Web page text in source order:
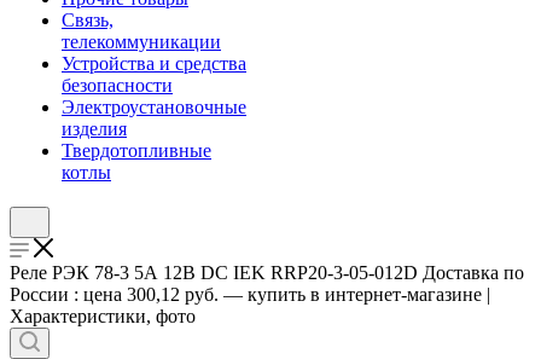
Связь,
телекоммуникации
Устройства и средства
безопасности
Электроустановочные
изделия
Твердотопливные
котлы
Реле РЭК 78-3 5А 12В DC IEK RRP20-3-05-012D Доставка по
России : цена 300,12 руб. — купить в интернет-магазине |
Характеристики, фото